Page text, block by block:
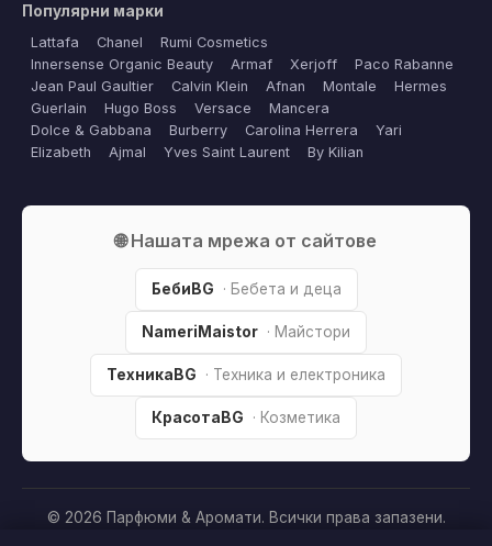
Популярни марки
Lattafa Chanel
Rumi Cosmetics
Innersense Organic Beauty
Armaf Xerjoff
Paco Rabanne
Jean Paul Gaultier
Calvin Klein Afnan Montale
Hermes
Guerlain
Hugo Boss Versace
Mancera
Dolce & Gabbana
Burberry Carolina Herrera
Yari
Elizabeth
Ajmal Yves Saint Laurent By Kilian
🌐 Нашата мрежа от сайтове
БебиBG · Бебета и деца
NameriMaistor · Майстори
ТехникаBG · Техника и електроника
КрасотаBG · Козметика
© 2026 Парфюми & Аромати. Всички права запазени.